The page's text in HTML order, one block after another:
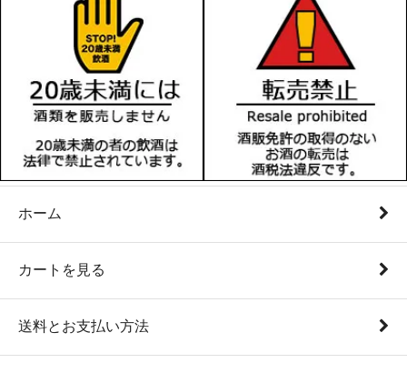
ホーム
カートを見る
送料とお支払い方法